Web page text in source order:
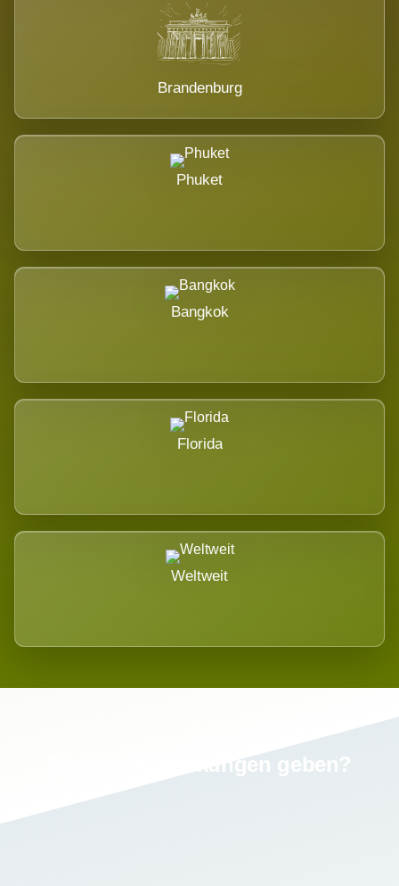
Brandenburg
Phuket
Bangkok
Florida
Weltweit
Wird es Auswirkungen geben?